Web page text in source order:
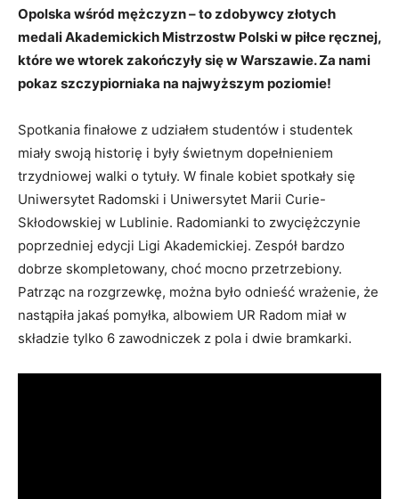
Opolska wśród mężczyzn – to zdobywcy złotych
medali Akademickich Mistrzostw Polski w piłce ręcznej,
które we wtorek zakończyły się w Warszawie. Za nami
pokaz szczypiorniaka na najwyższym poziomie!
Spotkania finałowe z udziałem studentów i studentek
miały swoją historię i były świetnym dopełnieniem
trzydniowej walki o tytuły. W finale kobiet spotkały się
Uniwersytet Radomski i Uniwersytet Marii Curie-
Skłodowskiej w Lublinie. Radomianki to zwyciężczynie
poprzedniej edycji Ligi Akademickiej. Zespół bardzo
dobrze skompletowany, choć mocno przetrzebiony.
Patrząc na rozgrzewkę, można było odnieść wrażenie, że
nastąpiła jakaś pomyłka, albowiem UR Radom miał w
składzie tylko 6 zawodniczek z pola i dwie bramkarki.